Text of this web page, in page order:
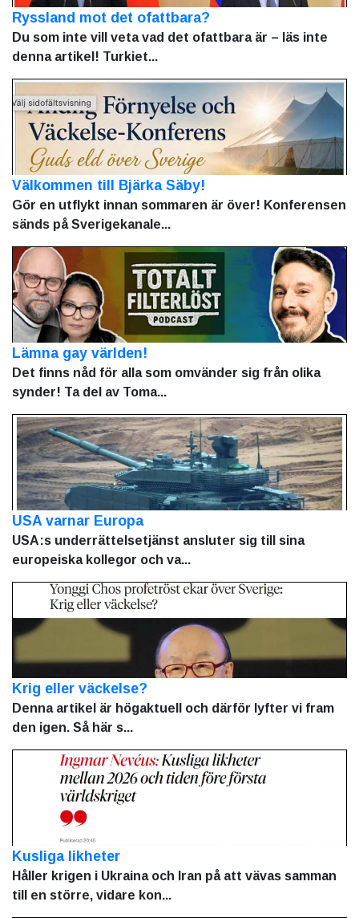
Ryssland mot det ofattbara?
Du som inte vill veta vad det ofattbara är – läs inte
denna artikel! Turkiet...
Välkommen till Bjärka Säby!
Gör en utflykt innan sommaren är över! Konferensen
sänds på Sverigekanale...
Lämna gay världen!
Det finns nåd för alla som omvänder sig från olika
synder! Ta del av Toma...
USA varnar Europa
USA:s underrättelsetjänst ansluter sig till sina
europeiska kollegor och va...
Krig eller väckelse?
Denna artikel är högaktuell och därför lyfter vi fram
den igen. Så här s...
Kusliga likheter
Håller krigen i Ukraina och Iran på att vävas samman
till en större, vidare kon...